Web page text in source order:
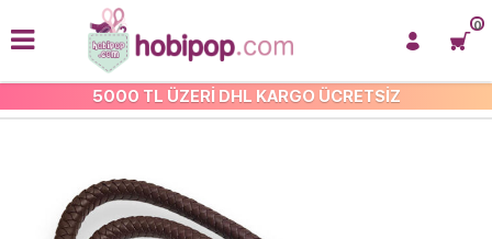
5000 TL ÜZERİ DHL KARGO ÜCRETSİZ
0
TÜM ÇANTA SAPLARI